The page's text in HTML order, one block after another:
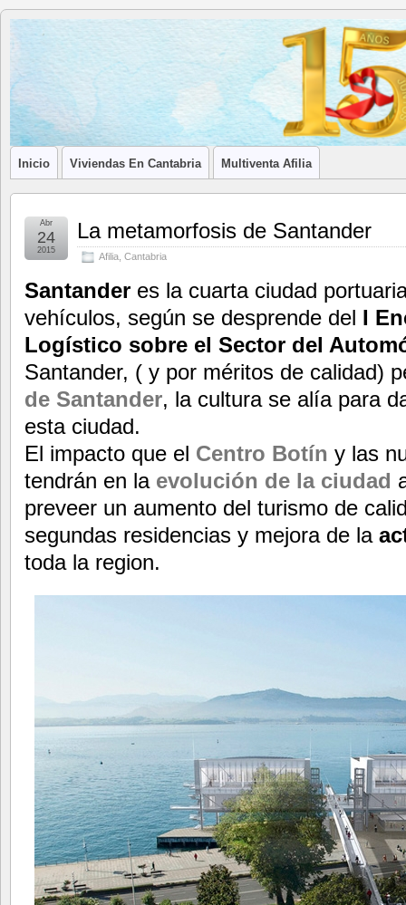
Blog de
Afilia
Inmobiliarias
LA ASOCIACIÓN DE LOS PROFESIONALES INMOBILIARIOS
Inicio Viviendas En Cantabria Multiventa Afilia
La metamorfosis de Santander
Afilia Cantabria
Abr
24
2015
Santander es la cuarta ciudad
vehículos, según se desprende del I
Logístico sobre el Sector del
Santander, ( y por méritos de calidad)
de Santander, la cultura se alía para
esta ciudad.
El impacto que el Centro Botín y las
tendrán en la evolución de la ciudad
preveer un aumento del turismo de
segundas residencias y mejora de la
toda la region.